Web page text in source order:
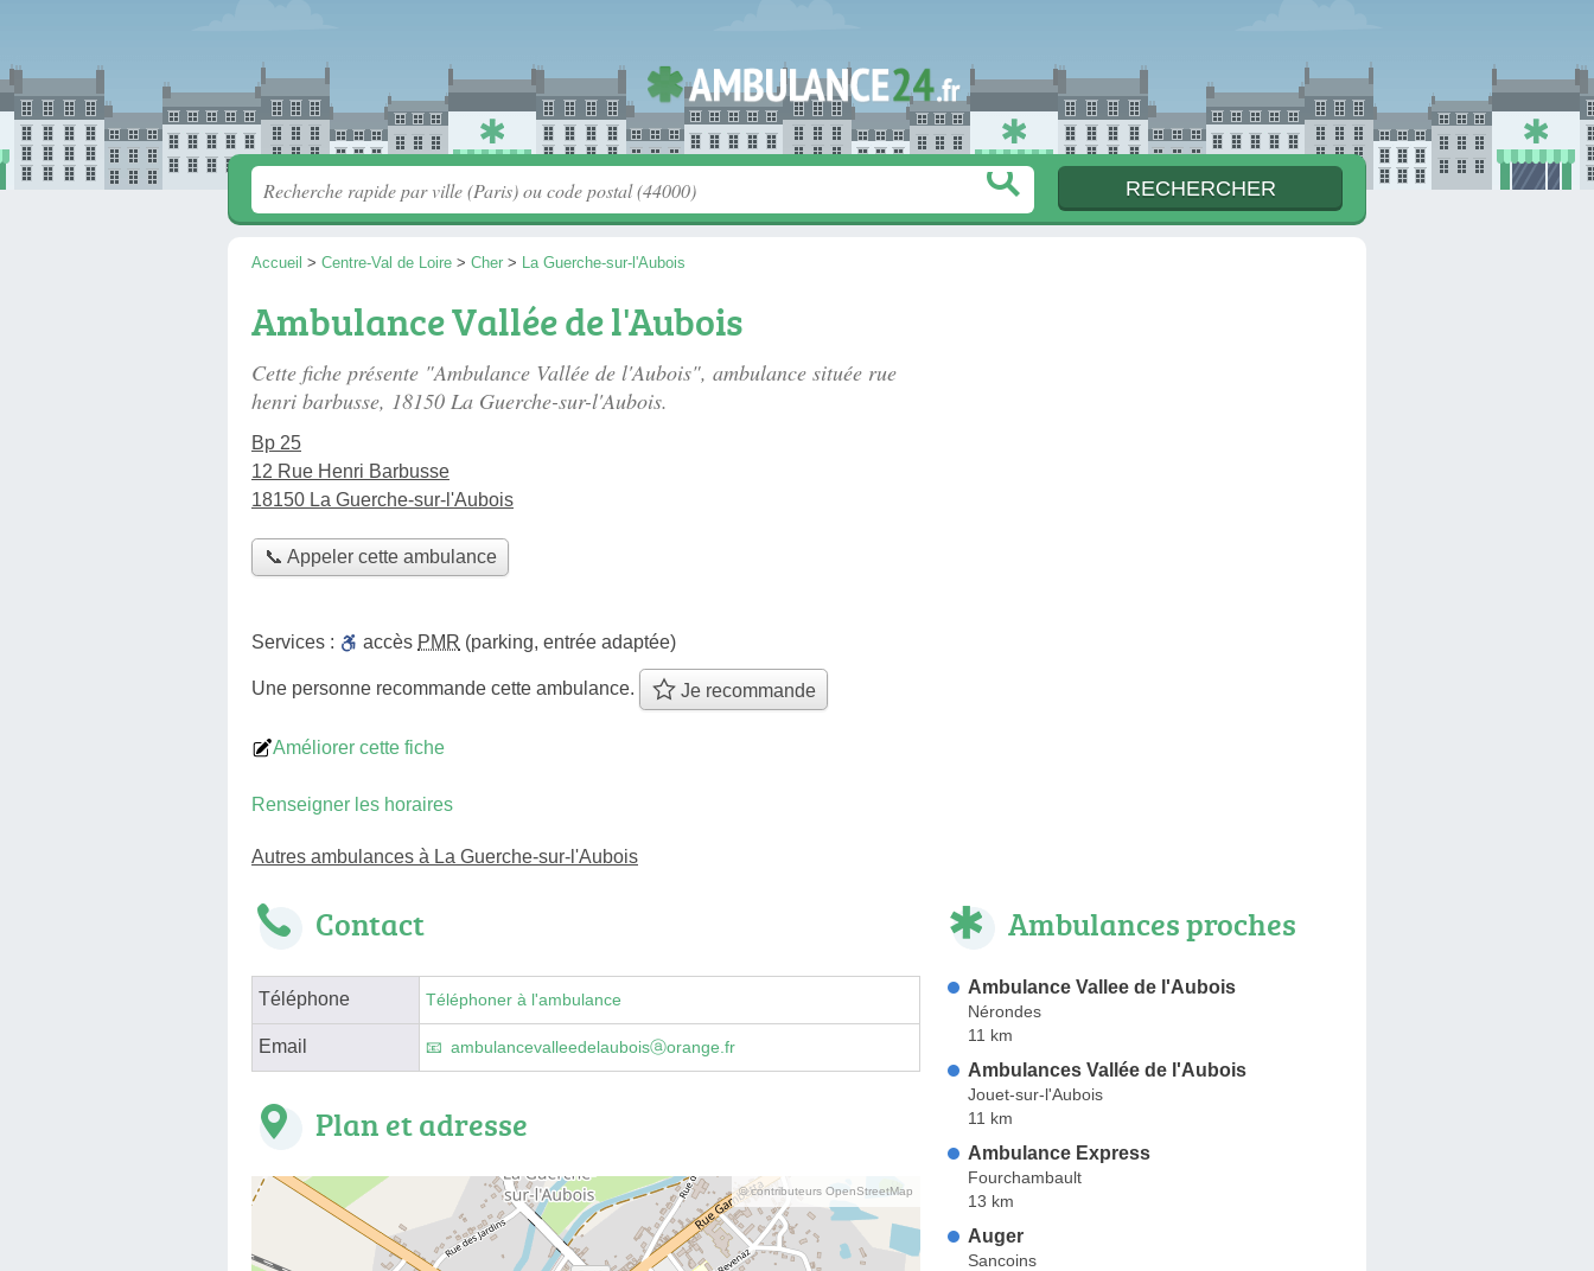
Accueil > Centre-Val de Loire > Cher > La Guerche-sur-l'Aubois
Ambulance Vallée de l'Aubois
Cette fiche présente "Ambulance Vallée de l'Aubois", ambulance située rue
henri barbusse, 18150 La Guerche-sur-l'Aubois.
Bp 25
12 Rue Henri Barbusse
18150 La Guerche-sur-l'Aubois
📞 Appeler cette ambulance
Services : accès PMR (parking, entrée adaptée)
Une personne recommande cette ambulance. Je recommande
Améliorer cette fiche
Renseigner les horaires
Autres ambulances à La Guerche-sur-l'Aubois
Contact
Téléphone Téléphoner à l'ambulance
Email ambulancevalleedelauboisⓐorange.fr
Plan et adresse
© contributeurs OpenStreetMap
Ambulances proches
Ambulance Vallee de l'Aubois
Nérondes
11 km
Ambulances Vallée de l'Aubois
Jouet-sur-l'Aubois
11 km
Ambulance Express
Fourchambault
13 km
Auger
Sancoins